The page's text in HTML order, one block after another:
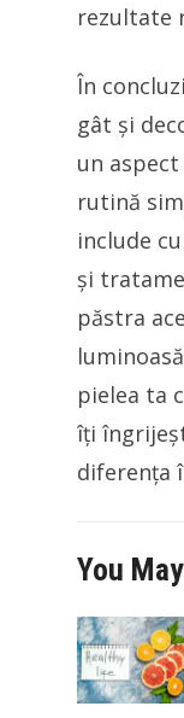
rezultate
În
gât și
un
rutină
include
și
păstra
pielea ta
îți
diferența
You May